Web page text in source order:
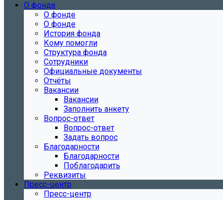
О фонде
О фонде
О фонде
История фонда
Кому помогли
Структура фонда
Сотрудники
Официальные документы
Отчёты
Вакансии
Вакансии
Заполнить анкету
Вопрос-ответ
Вопрос-ответ
Задать вопрос
Благодарности
Благодарности
Поблагодарить
Реквизиты
Пресс-центр
Пресс-центр